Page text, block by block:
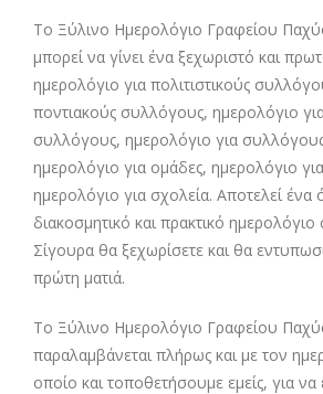
Το Ξύλινο Ημερολόγιο Γραφείου
μπορεί να γίνει ένα ξεχωριστό και
ημερολόγιο για πολιτιστικούς
ποντιακούς συλλόγους, ημερολόγιο
συλλόγους, ημερολόγιο για
ημερολόγιο για ομάδες, ημερολόγιο
ημερολόγιο για σχολεία. Αποτελεί
διακοσμητικό και πρακτικό
Σίγουρα θα ξεχωρίσετε και θα
πρώτη ματιά.
Το Ξύλινο Ημερολόγιο Γραφείου
παραλαμβάνεται πλήρως και με τον
οποίο και τοποθετήσουμε εμείς, για